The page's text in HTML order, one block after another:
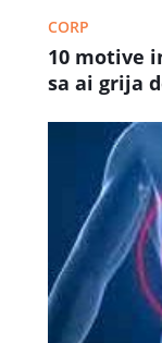
CORP
10 motive
sa ai grija